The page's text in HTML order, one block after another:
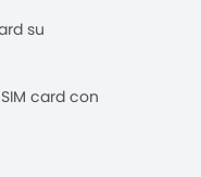
su
card con